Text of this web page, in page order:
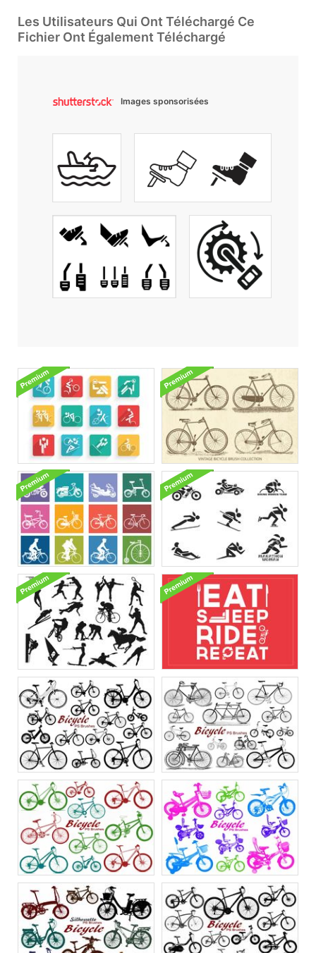
Les Utilisateurs Qui Ont Téléchargé Ce
Fichier Ont Également Téléchargé
Images sponsorisées